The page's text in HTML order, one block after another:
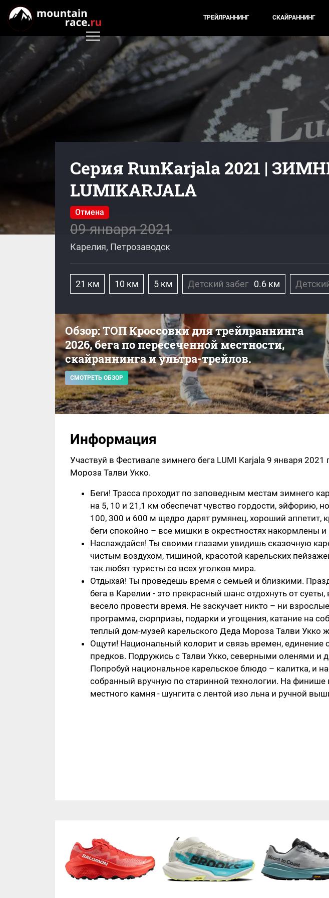
ТРЕЙЛРАННИНГ СКАЙРАННИНГ
Серия RunKarjala 2021 |
LUMIKARJALA
Отмена
09 января 2021
Карелия, Петрозаводск
21 км 10 км 5 км Детский забег 0.6 км
Обзор: ТОП Кроссовки для трейлраннинга
2026, бега по пересеченной местности,
скайраннинга и ультра-трейлов.
СМОТРЕТЬ ОБЗОР
Информация
Участвуй в Фестивале зимнего бега LUMI Karjala 9 января 2021
Мороза Талви Укко.
Беги! Трасса проходит по заповедным местам зимнего
на 5, 10 и 21,1 км обеспечат чувство гордости, эйфорию,
100, 300 и 600 м щедро дарят румянец, хороший аппетит,
беги спокойно – все мишки в окрестностях накормлены и
Наслаждайся! Ты своими глазами увидишь сказочную
чистым воздухом, тишиной, красотой карельских
так любят туристы со всех уголков мира.
Отдыхай! Ты проведешь время с семьей и близкими.
бега в Карелии - это прекрасный шанс отдохнуть от
весело провести время. Не заскучает никто – ни
программа, сюрпризы, подарки и угощения, катание на
теплый дом-музей карельского Деда Мороза Талви Укко
Ощути! Национальный колорит и связь времен, единение
предков. Подружись с Талви Укко, северными оленями и
Попробуй национальное карельское блюдо – калитка, и
собранный вручную по старинной технологии. На финише
местного камня - шунгита с лентой изо льна и ручной